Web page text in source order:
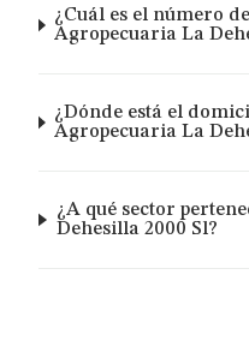
¿Cuál es el número
Agropecuaria La
¿Dónde está el
Agropecuaria La
¿A qué sector
Dehesilla 2000 Sl?